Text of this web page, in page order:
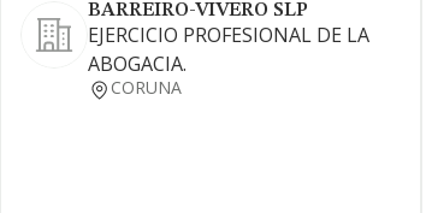
BARREIRO-VIVERO SLP
EJERCICIO PROFESIONAL DE LA
ABOGACIA.
CORUNA